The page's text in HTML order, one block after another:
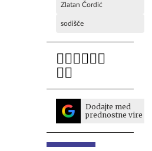
Zlatan Čordić
sodišče
Dodajte med
prednostne vire